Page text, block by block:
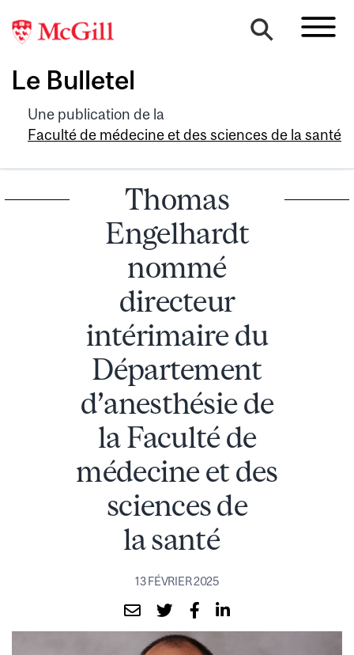
Le Bulletel
Une publication de la
Faculté de médecine et des sciences de la santé
Thomas
Engelhardt
nommé
directeur
intérimaire du
Département
d’anesthésie de
la Faculté de
médecine et des
sciences de
la santé
13 FÉVRIER 2025